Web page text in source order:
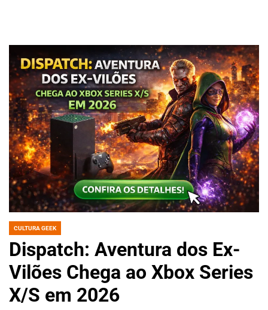
POSTED
CULTURA GEEK
Dispatch: Aventura dos Ex-
Vilões Chega ao Xbox Series
X/S em 2026